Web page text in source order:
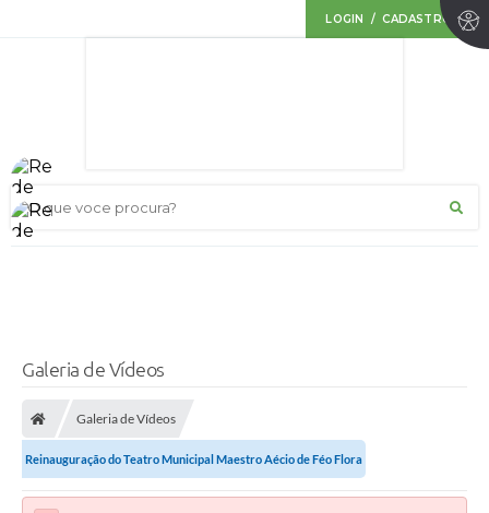
LOGIN / CADASTRO
O que voce procura?
Galeria de Vídeos
Galeria de Vídeos
Reinauguração do Teatro Municipal Maestro Aécio de Féo Flora